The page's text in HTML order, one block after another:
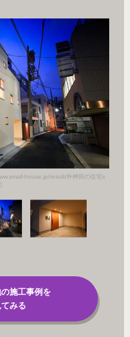
house.jp/result/外神田の住宅s
施工事例を
みる